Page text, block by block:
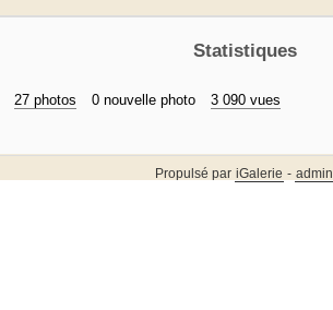
Statistiques
27 photos 0 nouvelle photo 3 090 vues
Propulsé par iGalerie - admin